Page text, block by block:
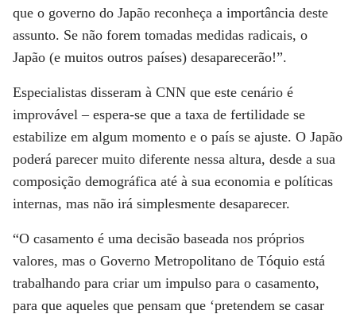
que o governo do Japão reconheça a importância deste
assunto. Se não forem tomadas medidas radicais, o
Japão (e muitos outros países) desaparecerão!”.
Especialistas disseram à CNN que este cenário é
improvável – espera-se que a taxa de fertilidade se
estabilize em algum momento e o país se ajuste. O Japão
poderá parecer muito diferente nessa altura, desde a sua
composição demográfica até à sua economia e políticas
internas, mas não irá simplesmente desaparecer.
“O casamento é uma decisão baseada nos próprios
valores, mas o Governo Metropolitano de Tóquio está
trabalhando para criar um impulso para o casamento,
para que aqueles que pensam que ‘pretendem se casar